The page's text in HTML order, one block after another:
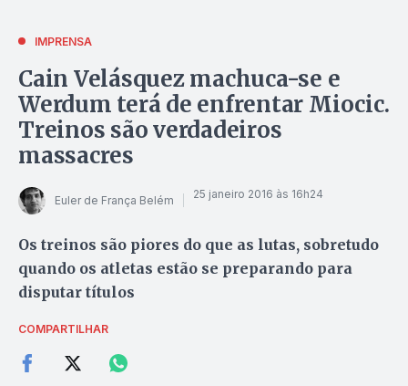
IMPRENSA
Cain Velásquez machuca-se e
Werdum terá de enfrentar Miocic.
Treinos são verdadeiros
massacres
Euler de França Belém 25 janeiro 2016 às 16h24
Os treinos são piores do que as lutas, sobretudo
quando os atletas estão se preparando para
disputar títulos
COMPARTILHAR